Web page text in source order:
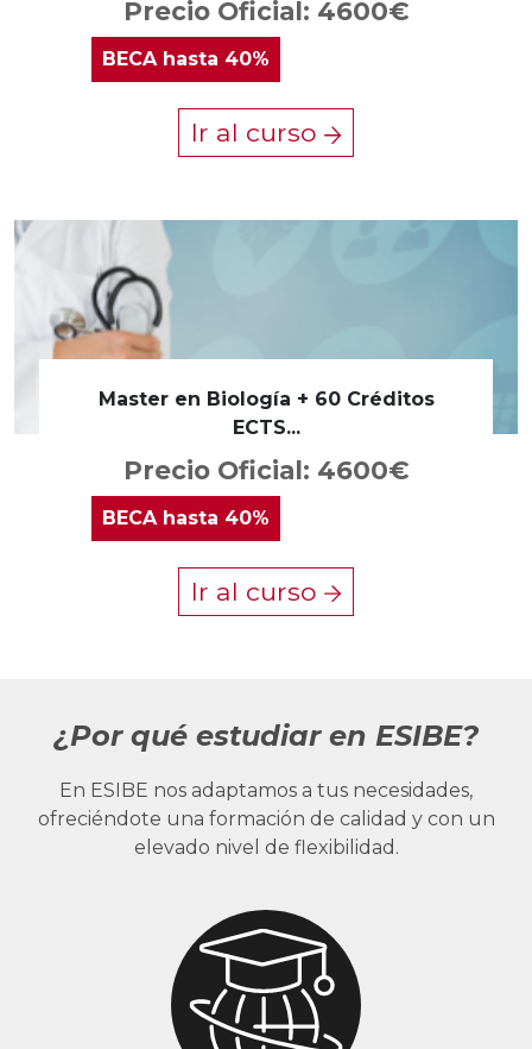
Precio Oficial: 4600€
BECAhasta 40%
Ir al curso
Master en Biología + 60 Créditos
ECTS...
Precio Oficial: 4600€
BECA hasta 40%
Ir al curso
¿Por qué estudiar en ESIBE?
En ESIBE nos adaptamos a tus necesidades,
ofreciéndote una formación de calidad y con un
elevado nivel de flexibilidad.